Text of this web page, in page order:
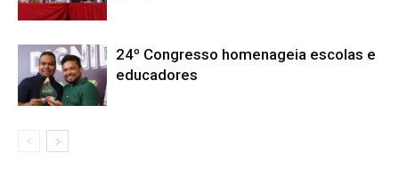
24º Congresso homenageia escolas e
educadores